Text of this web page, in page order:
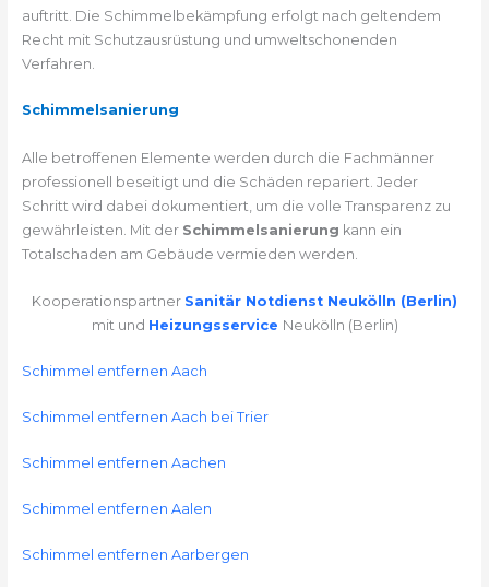
auftritt. Die Schimmelbekämpfung erfolgt nach geltendem
Recht mit Schutzausrüstung und umweltschonenden
Verfahren.
Schimmelsanierung
Alle betroffenen Elemente werden durch die Fachmänner
professionell beseitigt und die Schäden repariert. Jeder
Schritt wird dabei dokumentiert, um die volle Transparenz zu
gewährleisten. Mit der Schimmelsanierung kann ein
Totalschaden am Gebäude vermieden werden.
Kooperationspartner Sanitär Notdienst Neukölln (Berlin)
mit und Heizungsservice Neukölln (Berlin)
Schimmel entfernen Aach
Schimmel entfernen Aach bei Trier
Schimmel entfernen Aachen
Schimmel entfernen Aalen
Schimmel entfernen Aarbergen